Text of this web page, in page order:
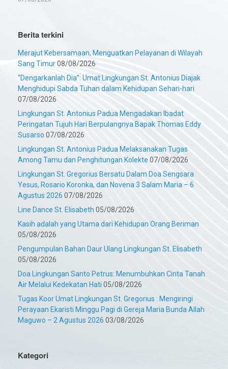
Berita terkini
Merajut Kebersamaan, Menguatkan Pelayanan di Wilayah
Sang Timur08/08/2026
“Dengarkanlah Dia”: Umat Lingkungan St. Antonius Diajak
Menghidupi Sabda Tuhan dalam Kehidupan Sehari-hari
07/08/2026
Lingkungan St. Antonius Padua Mengadakan Ibadat
Peringatan Tujuh Hari Berpulangnya Bapak Thomas Eddy
Susarso 07/08/2026
Lingkungan St. Antonius Padua Melaksanakan Tugas
Among Tamu dan Penghitungan Kolekte 07/08/2026
Lingkungan St. Gregorius Bersatu Dalam Doa Sengsara
Yesus, Rosario Koronka, dan Novena 3 Salam Maria – 6
Agustus 2026 07/08/2026
Line Dance St. Elisabeth 05/08/2026
Kasih adalah yang Utama dari Kehidupan Orang Beriman
05/08/2026
Pengumpulan Bahan Daur Ulang Lingkungan St. Elisabeth
05/08/2026
Doa Lingkungan Santo Petrus: Menumbuhkan Cinta Tanah
Air Melalui Kedekatan Hati 05/08/2026
Tugas Koor Umat Lingkungan St. Gregorius : Mengiringi
Perayaan Ekaristi Minggu Pagi di Gereja Maria Bunda Allah
Maguwo – 2 Agustus 2026 03/08/2026
Kategori